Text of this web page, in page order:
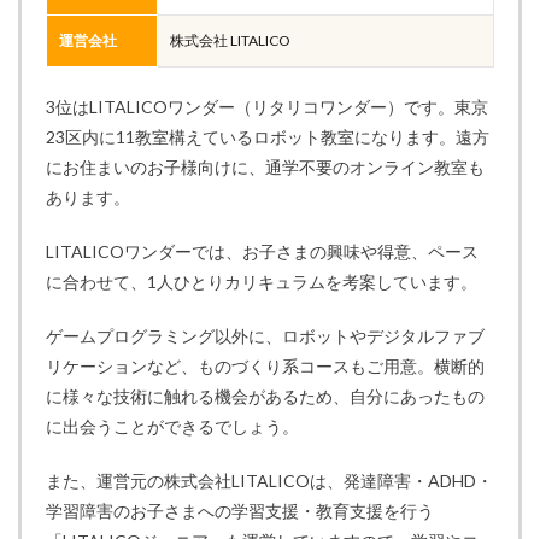
運営会社 株式会社 LITALICO
3位はLITALICOワンダー（リタリコワンダー）です。東京
23区内に11教室構えているロボット教室になります。遠方
にお住まいのお子様向けに、通学不要のオンライン教室も
あります。
LITALICOワンダーでは、お子さまの興味や得意、ペース
に合わせて、1人ひとりカリキュラムを考案しています。
ゲームプログラミング以外に、ロボットやデジタルファブ
リケーションなど、ものづくり系コースもご用意。横断的
に様々な技術に触れる機会があるため、自分にあったもの
に出会うことができるでしょう。
また、運営元の株式会社LITALICOは、発達障害・ADHD・
学習障害のお子さまへの学習支援・教育支援を行う